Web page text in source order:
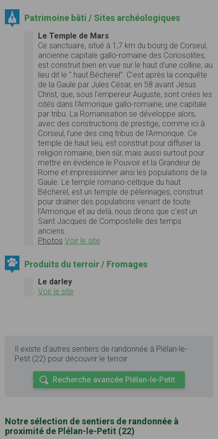
Patrimoine bâti / Sites archéologiques
Le Temple de Mars
Ce sanctuaire, situé à 1,7 km du bourg de Corseul,
ancienne capitale gallo-romaine des Coriosolites,
est construit bien en vue sur le haut d'une colline, au
lieu dit le " haut Bécherel". C'est après la conquête
de la Gaule par Jules César, en 58 avant Jésus
Christ, que, sous l'empereur Auguste, sont crées les
cités dans l'Armorique gallo-romaine, une capitale
par tribu. La Romanisation se développe alors,
avec des constructions de prestige, comme ici à
Corseul, l'une des cinq tribus de l'Armorique. Ce
temple de haut lieu, est construit pour diffuser la
religion romaine, bien sûr, mais aussi surtout pour
mettre en évidence le Pouvoir et la Grandeur de
Rome et impressionner ainsi les populations de la
Gaule. Le temple romano-celtique du haut
Bécherel, est un temple de pèlerinages, construit
pour draîner des populations venant de toute
l'Armorique et au delà, nous dirons que c'est un
Saint Jacques de Compostelle des temps
anciens...
Photos Voir le site
Produits du terroir / Fromages
Le darley
Voir le site
Il existe d'autres sentiers de randonnée à Plélan-le-
Petit (22) pour découvrir le terroir
Recherche avancée Plélan-le-Petit
Notre sélection de sentiers de randonnée à
proximité de Plélan-le-Petit (22)